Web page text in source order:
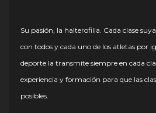
Su pasión, la halterofilia. Cada clase
con todos y cada uno de los atletas por
deporte la transmite siempre en cada
experiencia y formación para que las
posibles.